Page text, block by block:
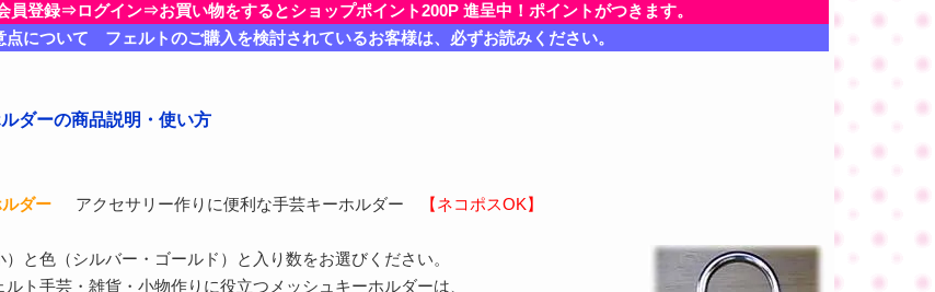
登録⇒ログイン⇒お買い物をするとショップポイント200P 進呈中！ポイントがつきます。
について フェルトのご購入を検討されているお客様は、必ずお読みください。
ダーの商品説明・使い方
ダー アクセサリー作りに便利な手芸キーホルダー 【ネコポスOK】
と色（シルバー・ゴールド）と入り数をお選びください。
ト手芸・雑貨・小物作りに役立つメッシュキーホルダーは、